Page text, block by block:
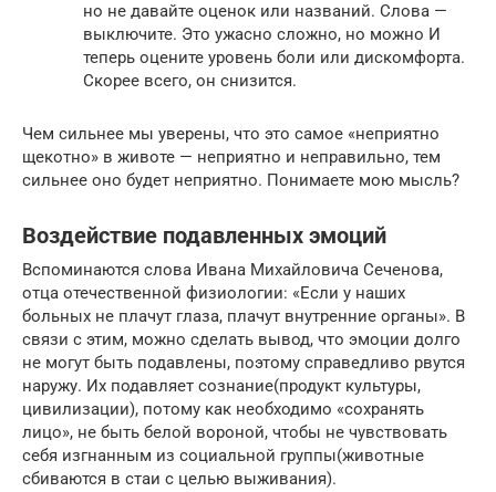
но не давайте оценок или названий. Слова —
выключите. Это ужасно сложно, но можно И
теперь оцените уровень боли или дискомфорта.
Скорее всего, он снизится.
Чем сильнее мы уверены, что это самое «неприятно
щекотно» в животе — неприятно и неправильно, тем
сильнее оно будет неприятно. Понимаете мою мысль?
Воздействие подавленных эмоций
Вспоминаются слова Ивана Михайловича Сеченова,
отца отечественной физиологии: «Если у наших
больных не плачут глаза, плачут внутренние органы». В
связи с этим, можно сделать вывод, что эмоции долго
не могут быть подавлены, поэтому справедливо рвутся
наружу. Их подавляет сознание(продукт культуры,
цивилизации), потому как необходимо «сохранять
лицо», не быть белой вороной, чтобы не чувствовать
себя изгнанным из социальной группы(животные
сбиваются в стаи с целью выживания).